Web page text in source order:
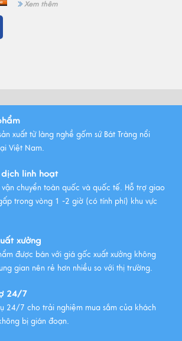
Xem thêm
Những mẫu ấm trà gốm Bát
Tràng được ưa chuộng nhất
Xem thêm
xuất từ làng nghề gốm sứ Bát Tràng nổi
Việt Nam.
linh hoạt
vận chuyển toàn quốc và quốc tế. Hỗ trợ giao
trong vòng 1 -2 giờ (có tính phí) khu vực
xưởng
được bán với giá gốc xuất xưởng không
gian nên rẻ hơn nhiều so với thị trường.
24/7
24/7 cho trải nghiệm mua sắm của khách
bị gián đoạn.